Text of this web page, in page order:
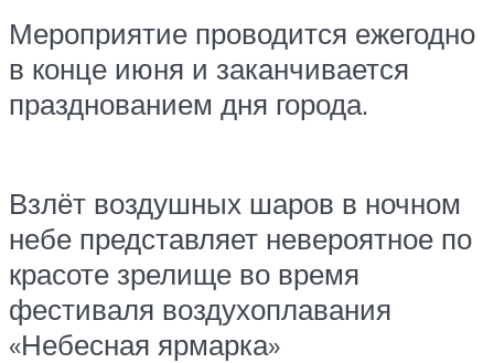
Мероприятие проводится ежегодно
в конце июня и заканчивается
празднованием дня города.
Взлёт воздушных шаров в ночном
небе представляет невероятное по
красоте зрелище во время
фестиваля воздухоплавания
«Небесная ярмарка»